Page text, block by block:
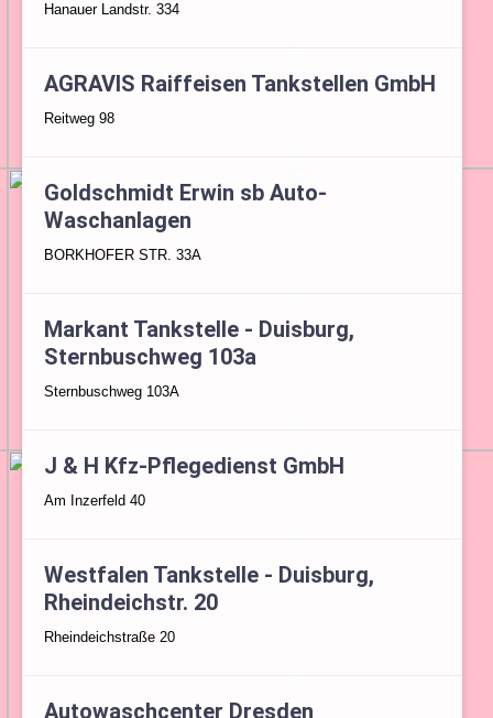
Hanauer Landstr. 334
AGRAVIS Raiffeisen Tankstellen GmbH
Reitweg 98
Goldschmidt Erwin sb Auto-
Waschanlagen
BORKHOFER STR. 33A
Markant Tankstelle - Duisburg,
Sternbuschweg 103a
Sternbuschweg 103A
J & H Kfz-Pflegedienst GmbH
Am Inzerfeld 40
Westfalen Tankstelle - Duisburg,
Rheindeichstr. 20
Rheindeichstraße 20
Autowaschcenter Dresden